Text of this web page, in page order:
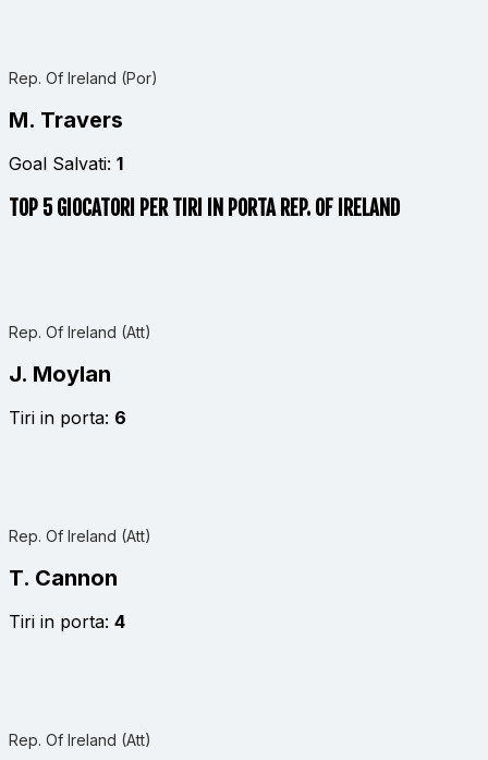
Rep. Of Ireland (Por)
M. Travers
Goal Salvati: 1
TOP 5 GIOCATORI PER TIRI IN PORTA REP. OF IRELAND
Rep. Of Ireland (Att)
J. Moylan
Tiri in porta: 6
Rep. Of Ireland (Att)
T. Cannon
Tiri in porta: 4
Rep. Of Ireland (Att)